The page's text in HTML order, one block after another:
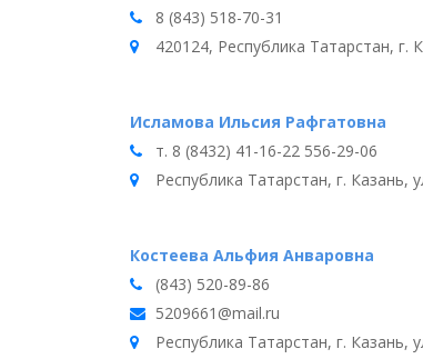
8 (843) 518-70-31
420124, Республика Татарстан, г.
Исламова Ильсия Рафгатовна
т. 8 (8432) 41-16-22 556-29-06
Республика Татарстан, г. Казань,
Костеева Альфия Анваровна
(843) 520-89-86
5209661@mail.ru
Республика Татарстан, г. Казань,